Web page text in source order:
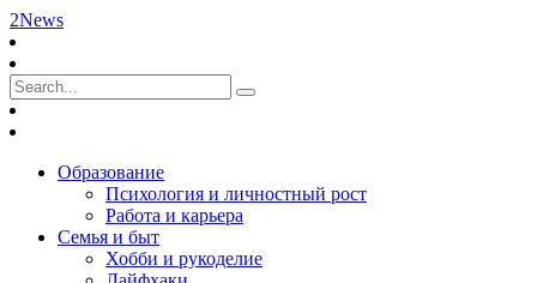
2News
Образование
Психология и личностный рост
Работа и карьера
Семья и быт
Хобби и рукоделие